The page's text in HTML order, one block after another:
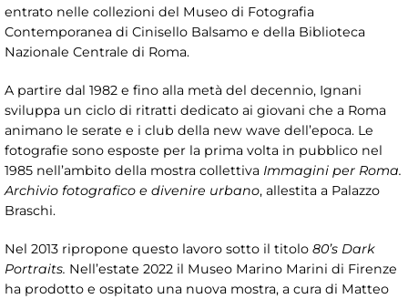
entrato nelle collezioni del Museo di Fotografia
Contemporanea di Cinisello Balsamo e della Biblioteca
Nazionale Centrale di Roma.
A partire dal 1982 e fino alla metà del decennio, Ignani
sviluppa un ciclo di ritratti dedicato ai giovani che a Roma
animano le serate e i club della new wave dell’epoca. Le
fotografie sono esposte per la prima volta in pubblico nel
1985 nell’ambito della mostra collettiva Immagini per Roma.
Archivio fotografico e divenire urbano, allestita a Palazzo
Braschi.
Nel 2013 ripropone questo lavoro sotto il titolo 80’s Dark
Portraits. Nell’estate 2022 il Museo Marino Marini di Firenze
ha prodotto e ospitato una nuova mostra, a cura di Matteo